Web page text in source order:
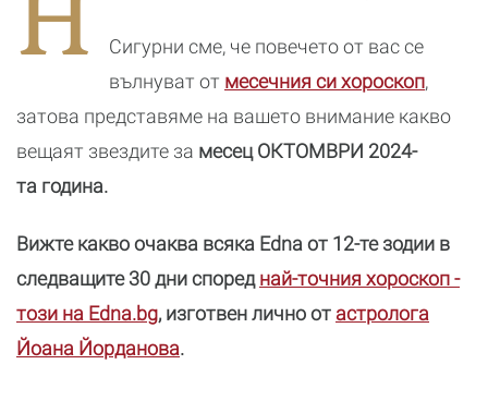
Сигурни сме, че повечето от вас се
вълнуват от месечния си хороскоп,
затова представяме на вашето внимание какво
вещаят звездите за месец ОКТОМВРИ 2024-
та година.
Вижте какво очаква всяка Edna от 12-те зодии в
следващите 30 дни спореднай-точния хороскоп -
този на Edna.bg, изготвен лично от астролога
Йоана Йорданова.